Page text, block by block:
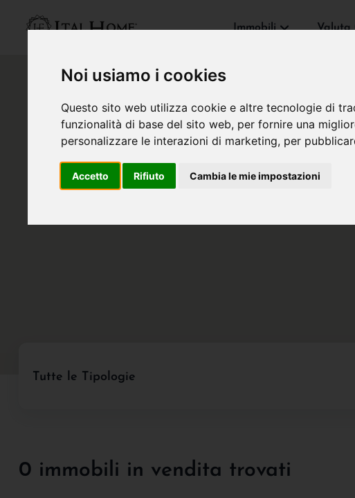
Noi usiamo i cookies
Questo sito web utilizza cookie e altre tecnologie di
funzionalità di base del sito web, per fornire una
personalizzare le interazioni di marketing, per
Accetto Rifiuto Cambia le mie impostazioni
Immobili Valuta
Tutte le Tipologie
0 immobili in vendita trovati